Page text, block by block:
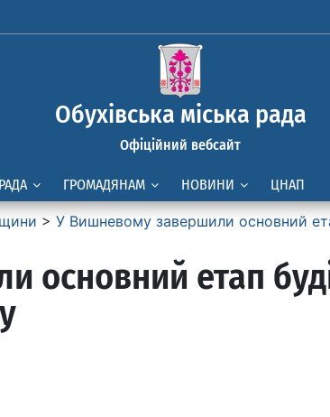
Обухівська міська рада
Офіційний вебсайт
ГРОМАДЯНАМ НОВИНИ ЦНАП
> У Вишневому завершили основний
основний етап